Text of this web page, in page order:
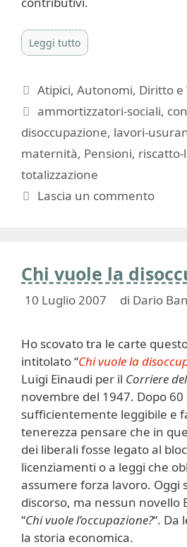
Leggi tutto
Categorie
Atipici,Autonomi, Diritto e
Tag
ammortizzatori-sociali,
disoccupazione, lavori-
maternità, Pensioni,
totalizzazione
Lascia un commento
Chi vuole la
10 Luglio 2007 di Dario
Ho scovato tra le carte
intitolato “Chi vuole la
Luigi Einaudi per il Corriere
novembre del 1947. Dopo
sufficientemente leggibile e
tenerezza pensare che in
dei liberali fosse legato al
licenziamenti o a leggi che
assumere forza lavoro. Oggi
discorso, ma nessun novello
“Chi vuole l’occupazione?“. Da
la storia economica.